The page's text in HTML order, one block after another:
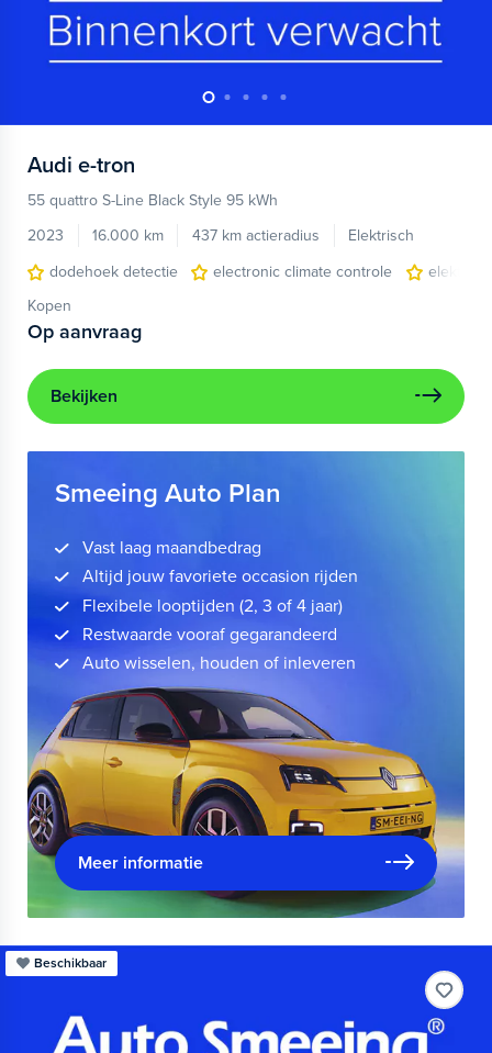
Audi e-tron
55 quattro S-Line Black Style 95 kWh
2023
16.000 km 437 km actieradius
Elektrisch
dodehoek detectie
electronic climate controle
Kopen
Op aanvraag
Bekijken
Smeeing Auto Plan
Vast laag maandbedrag
Altijd jouw favoriete occasion rijden
Flexibele looptijden (2, 3 of 4 jaar)
Restwaarde vooraf gegarandeerd
Auto wisselen, houden of inleveren
Meer informatie
Beschikbaar